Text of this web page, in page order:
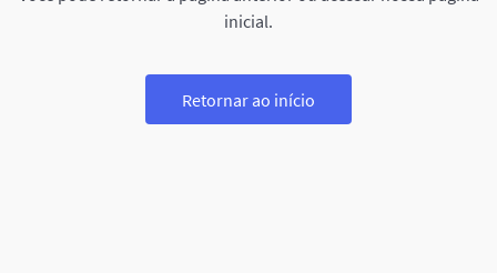
inicial.
Retornar ao início